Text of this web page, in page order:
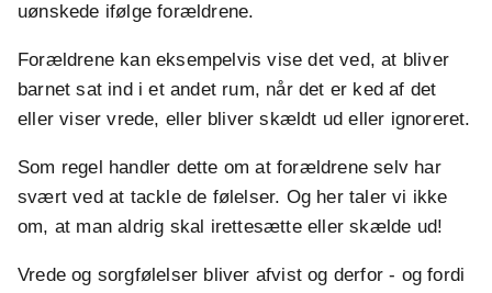
uønskede ifølge forældrene.
Forældrene kan eksempelvis vise det ved, at bliver
barnet sat ind i et andet rum, når det er ked af det
eller viser vrede, eller bliver skældt ud eller ignoreret.
Som regel handler dette om at forældrene selv har
svært ved at tackle de følelser. Og her taler vi ikke
om, at man aldrig skal irettesætte eller skælde ud!
Vrede og sorgfølelser bliver afvist og derfor - og fordi